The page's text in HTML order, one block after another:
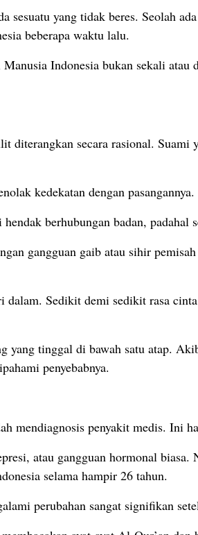
sesuatu yang tidak beres. Seolah
beberapa waktu lalu.
Indonesia bukan sekali
diterangkan secara rasional.
kedekatan dengan pasangannya.
berhubungan badan, padahal
gangguan gaib atau sihir
dalam. Sedikit demi sedikit rasa
yang tinggal di bawah satu atap.
penyebabnya.
mendiagnosis penyakit medis. Ini
atau gangguan hormonal biasa.
selama hampir 26 tahun.
perubahan sangat signifikan